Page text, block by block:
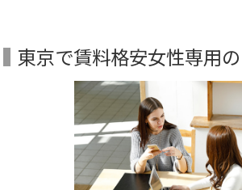
東京で賃料格安女性専用